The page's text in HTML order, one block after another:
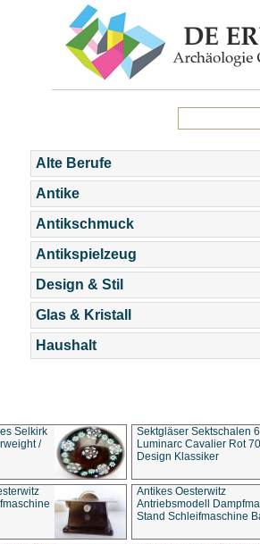
Alte Berufe
Antike
Antikschmuck
Antikspielzeug
Design & Stil
Glas & Kristall
Haushalt
Selkirk
/
Sektgläser Sektschalen
Luminarc Cavalier Rot
Design Klassiker
Antikes Oesterwitz
Antriebsmodell
Stand Schleifmaschine